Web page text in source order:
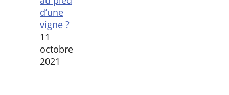
d’une
vigne ?
11
octobre
2021